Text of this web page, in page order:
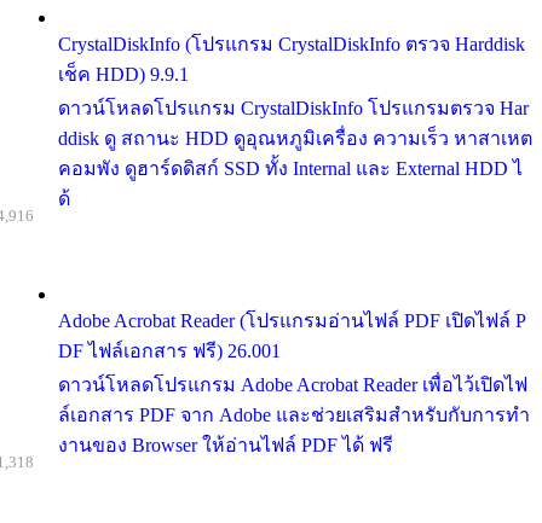
CrystalDiskInfo (โปรแกรม CrystalDiskInfo ตรวจ Harddisk
เช็ค HDD) 9.9.1
ดาวน์โหลดโปรแกรม CrystalDiskInfo โปรแกรมตรวจ Har
ddisk ดู สถานะ HDD ดูอุณหภูมิเครื่อง ความเร็ว หาสาเหต
คอมพัง ดูฮาร์ดดิสก์ SSD ทั้ง Internal และ External HDD ไ
ด้
Adobe Acrobat Reader (โปรแกรมอ่านไฟล์ PDF เปิดไฟล์ P
DF ไฟล์เอกสาร ฟรี) 26.001
ดาวน์โหลดโปรแกรม Adobe Acrobat Reader เพื่อไว้เปิดไฟ
ล์เอกสาร PDF จาก Adobe และช่วยเสริมสำหรับกับการทำ
งานของ Browser ให้อ่านไฟล์ PDF ได้ ฟรี